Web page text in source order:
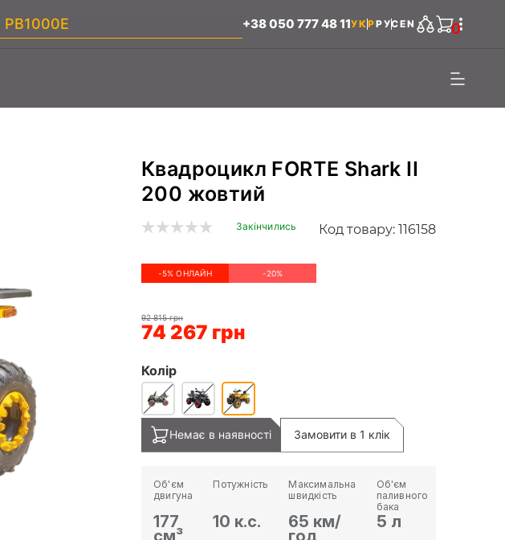
+38 050 777 48 11УКРРУСEN 0
Квадроцикл FORTE Shark II
200 жовтий
Закінчились Код товару: 116158
-5% ОНЛАЙН -20%
92 815 грн
74 267 грн
Колір
Немає в наявності Замовити в 1 клік
Об'єм
двигуна
177
см³
Потужність
10 к.с.
Максимальна
швидкість
65 км/
год
Об'єм
паливного
бака
5 л